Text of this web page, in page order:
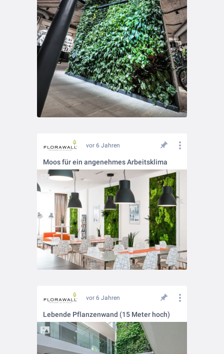
vor 6 Jahren
Moos für ein angenehmes Arbeitsklima
vor 6 Jahren
Lebende Pflanzenwand (15 Meter hoch)